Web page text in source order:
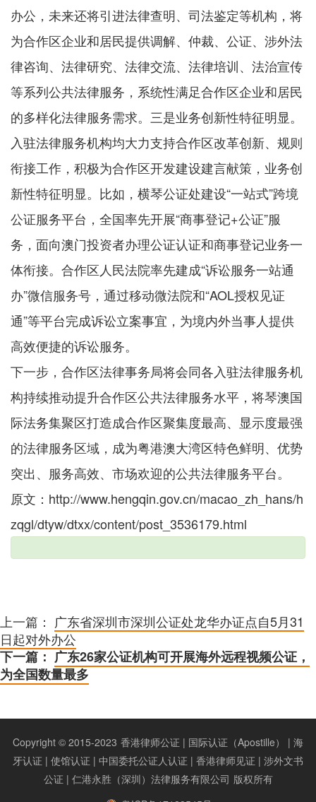
办公，未来还将引进法律查明、司法鉴定等机构，将
为合作区企业和居民提供调解、仲裁、公证、涉外法
律咨询、法律研究、法律交流、法律培训、法治宣传
等系列公共法律服务，系统性满足合作区企业和居民
的多样化法律服务需求。三是业务创新性特征明显。
入驻法律服务机构均大力支持合作区改革创新、规则
衔接工作，积极为合作区开发建设建言献策，业务创
新性特征明显。比如，横琴公证处建设“一站式”跨境
公证服务平台，全国率先开展“商事登记+公证”服
务，面向澳门投资者办理公证认证和商事登记业务一
体衔接。合作区人民法院率先建成“诉讼服务一站通
办”微信服务号，通过移动微法院和“AOL授权见证
通”等平台完成诉讼立案事宜，为境内外当事人提供
高效便捷的诉讼服务。
下一步，合作区法律事务局将会同各入驻法律服务机
构持续推动提升合作区公共法律服务水平，将琴澳国
际法务集聚区打造成合作区聚集度最高、显示度最强
的法律服务区域，成为粤港澳大湾区特色鲜明、优势
突出、服务高效、市场欢迎的公共法律服务平台。
原文：http://www.hengqin.gov.cn/macao_zh_hans/h
zqgl/dtyw/dtxx/content/post_3536179.html
上一篇： 广东省深圳市深圳公证处龙华办证点自5月31
日起对外办公
下一篇： 广东26家公证机构可开展海外远程视频公证，
为全国数量最多
Copyright © 2015-2023 香港律师公证 | 国际认证（Apostille） | 海
牙认证 | 使馆认证 | 中国委托公证人认证 | 香港律师见证 | 涉外文书
公证 | 仁港永胜（深圳）法律服务有限公司 版权所有